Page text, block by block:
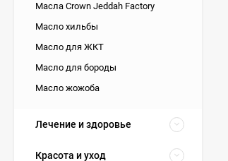
Масла Crown Jeddah Factory
Масло хильбы
Масло для ЖКТ
Масло для бороды
Масло жожоба
Лечение и здоровье
Красота и уход